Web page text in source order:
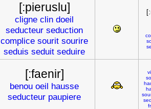
[:pieruslu]
cligne clin doeil
seducteur seduction
complice sourit sourire
seduis seduit seduire
[:faenir]
benou oeil hausse
seducteur paupiere